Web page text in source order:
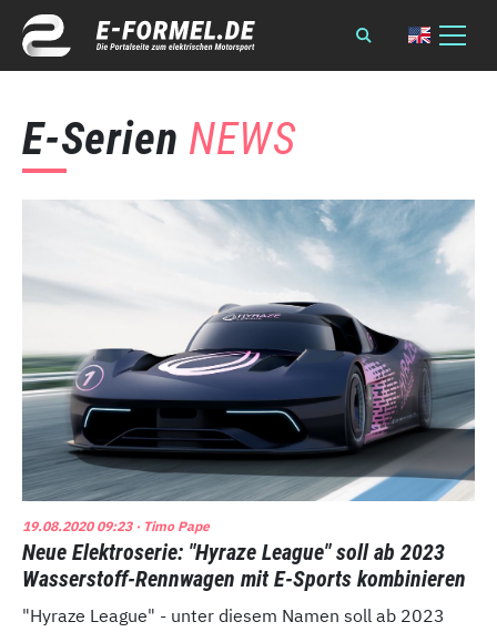
E-Serien NEWS
19.08.2020 09:23· Timo Pape
Neue Elektroserie: "Hyraze League" soll ab 2023
Wasserstoff-Rennwagen mit E-Sports kombinieren
"Hyraze League" - unter diesem Namen soll ab 2023